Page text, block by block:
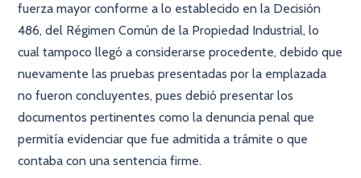
fuerza mayor conforme a lo establecido en la Decisión
486, del Régimen Común de la Propiedad Industrial, lo
cual tampoco llegó a considerarse procedente, debido que
nuevamente las pruebas presentadas por la emplazada
no fueron concluyentes, pues debió presentar los
documentos pertinentes como la denuncia penal que
permitía evidenciar que fue admitida a trámite o que
contaba con una sentencia firme.